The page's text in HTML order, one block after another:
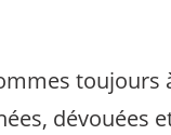
dévouées